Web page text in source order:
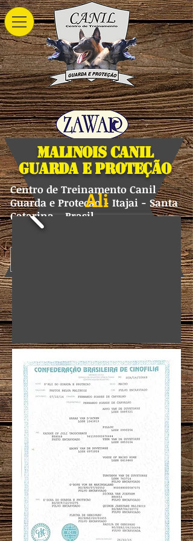
Malinois Canil
Guarda e Proteção
Centro de Treinamento Canil
Guarda e Protecao - Itajai - Santa
Catarina - Brasil
Pastor Belga Malinois
Ali